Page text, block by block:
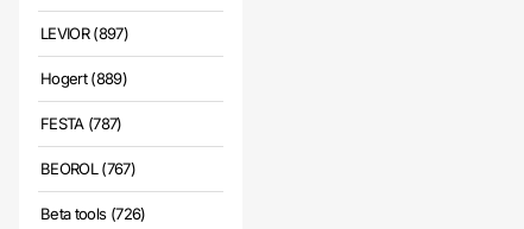
LEVIOR (897)
Hogert (889)
FESTA (787)
BEOROL (767)
Beta tools (726)